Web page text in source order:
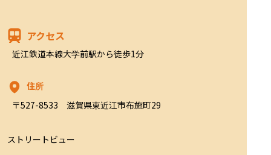
アクセス
近江鉄道本線大学前駅から徒歩1分
住所
〒527-8533　滋賀県東近江市布施町29
ストリートビュー